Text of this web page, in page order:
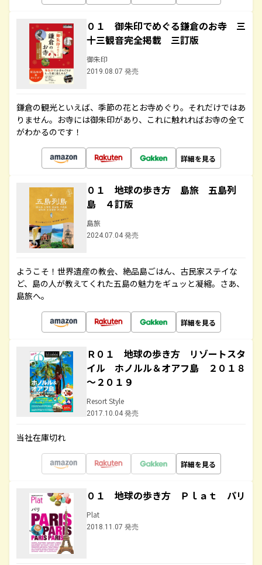
０１ 御朱印でめぐる鎌倉のお寺 三
十三観音完全掲載 三訂版
御朱印
2019.08.07 発売
鎌倉の観光といえば、季節の花とお寺めぐり。それだけではあ
りません。お寺には御朱印があり、これに触れればお寺の全て
がわかるのです！
詳細を見る
０１ 地球の歩き方 島旅 五島列
島 ４訂版
島旅
2024.07.04 発売
ようこそ！世界遺産の教会、絶品島ごはん、古民家ステイな
ど、島の人が教えてくれた五島の魅力をギュッと凝縮。さあ、
島旅へ。
詳細を見る
Ｒ０１ 地球の歩き方 リゾートスタ
イル ホノルル＆オアフ島 ２０１８
～２０１９
Resort Style
2017.10.04 発売
当社在庫切れ
詳細を見る
０１ 地球の歩き方 Ｐｌａｔ パリ
Plat
2018.11.07 発売